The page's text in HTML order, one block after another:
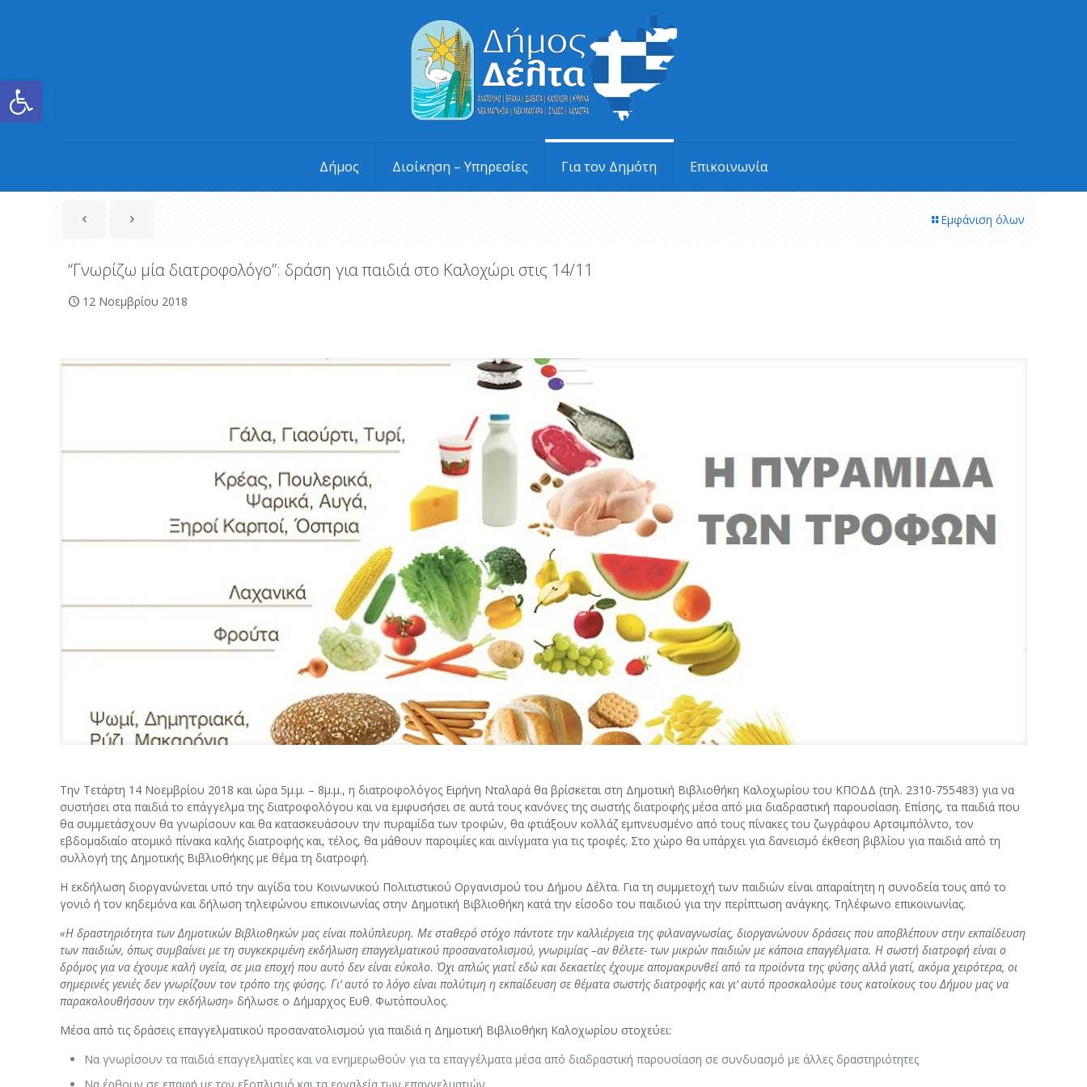
Ανοίξτε τη γραμμή εργαλείων
Δήμος Διοίκηση – Υπηρεσίες Για τον Δημότη Επικοινωνία
Εμφάνιση όλων
“Γνωρίζω μία διατροφολόγο”: δράση για παιδιά στο Καλοχώρι στις 14/11
12 Νοεμβρίου 2018
Την Τετάρτη 14 Νοεμβρίου 2018 και ώρα 5μ.μ. – 8μ.μ., η διατροφολόγος Ειρήνη Νταλαρά θα βρίσκεται στη Δημοτική Βιβλιοθήκη Καλοχωρίου του ΚΠΟΔΔ (τηλ. 2310-755483) για να
συστήσει στα παιδιά το επάγγελμα της διατροφολόγου και να εμφυσήσει σε αυτά τους κανόνες της σωστής διατροφής μέσα από μια διαδραστική παρουσίαση. Επίσης, τα παιδιά που
θα συμμετάσχουν θα γνωρίσουν και θα κατασκευάσουν την πυραμίδα των τροφών, θα φτιάξουν κολλάζ εμπνευσμένο από τους πίνακες του ζωγράφου Αρτσιμπόλντο, τον
εβδομαδιαίο ατομικό πίνακα καλής διατροφής και, τέλος, θα μάθουν παροιμίες και αινίγματα για τις τροφές. Στο χώρο θα υπάρχει για δανεισμό έκθεση βιβλίου για παιδιά από τη
συλλογή της Δημοτικής Βιβλιοθήκης με θέμα τη διατροφή.
Η εκδήλωση διοργανώνεται υπό την αιγίδα του Κοινωνικού Πολιτιστικού Οργανισμού του Δήμου Δέλτα. Για τη συμμετοχή των παιδιών είναι απαραίτητη η συνοδεία τους από το
γονιό ή τον κηδεμόνα και δήλωση τηλεφώνου επικοινωνίας στην Δημοτική Βιβλιοθήκη κατά την είσοδο του παιδιού για την περίπτωση ανάγκης. Τηλέφωνο επικοινωνίας.
«Η δραστηριότητα των Δημοτικών Βιβλιοθηκών μας είναι πολύπλευρη. Με σταθερό στόχο πάντοτε την καλλιέργεια της φιλαναγνωσίας, διοργανώνουν δράσεις που αποβλέπουν στην εκπαίδευση
των παιδιών, όπως συμβαίνει με τη συγκεκριμένη εκδήλωση επαγγελματικού προσανατολισμού, γνωριμίας –αν θέλετε- των μικρών παιδιών με κάποια επαγγέλματα. Η σωστή διατροφή είναι ο
δρόμος για να έχουμε καλή υγεία, σε μια εποχή που αυτό δεν είναι εύκολο. Όχι απλώς γιατί εδώ και δεκαετίες έχουμε απομακρυνθεί από τα προϊόντα της φύσης αλλά γιατί, ακόμα χειρότερα, οι
σημερινές γενιές δεν γνωρίζουν τον τρόπο της φύσης. Γι’ αυτό το λόγο είναι πολύτιμη η εκπαίδευση σε θέματα σωστής διατροφής και γι’ αυτό προσκαλούμε τους κατοίκους του Δήμου μας να
παρακολουθήσουν την εκδήλωση» δήλωσε ο Δήμαρχος Ευθ. Φωτόπουλος.
Μέσα από τις δράσεις επαγγελματικού προσανατολισμού για παιδιά η Δημοτική Βιβλιοθήκη Καλοχωρίου στοχεύει:
Να γνωρίσουν τα παιδιά επαγγελματίες και να ενημερωθούν για τα επαγγέλματα μέσα από διαδραστική παρουσίαση σε συνδυασμό με άλλες δραστηριότητες